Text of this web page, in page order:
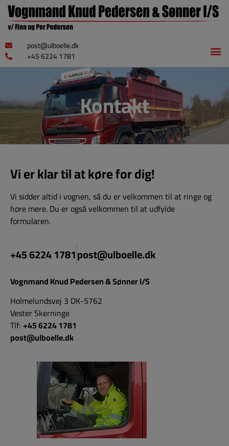
post@ulboelle.dk
+45 6224 1781
Kontakt
Vi er klar til at køre for dig!
Vi sidder altid i vognen, så du er velkommen til at ringe og
høre mere. Du er også velkommen til at udfylde
formularen.
+45 6224 1781post@ulboelle.dk
Vognmand Knud Pedersen & Sønner I/S
Holmelundsvej 3 DK-5762
Vester Skerninge
Tlf: +45 6224 1781
post@ulboelle.dk